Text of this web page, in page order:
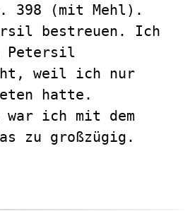
398 (mit Mehl).
bestreuen. Ich
Petersil
weil ich nur
hatte.
war ich mit dem
zu großzügig.